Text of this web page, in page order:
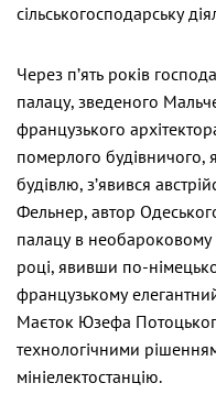
сільськогосподарську
Через п’ять років
палацу, зведеного
французького
померлого
будівлю, з’явився
Фельнер, автор
палацу в необароковому
році, явивши по-
французькому
Маєток Юзефа
технологічними
мініелектостанцію.